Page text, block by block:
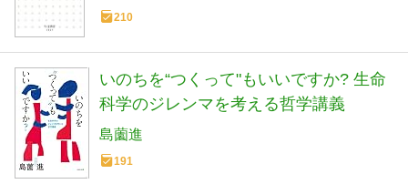
210
いのちを“つくって"もいいですか? 生命
科学のジレンマを考える哲学講義
島薗進
191